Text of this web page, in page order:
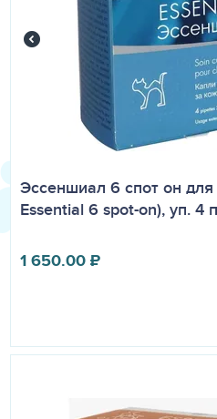
Эссеншиал 6 спот он
Essential 6 spot-on), уп. 4
1 650.00₽